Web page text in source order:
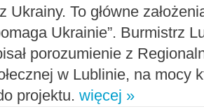
Ukrainy. To główne
Ukrainie”. Burmistrz
porozumienie z
w Lublinie, na mocy
projektu. więcej »